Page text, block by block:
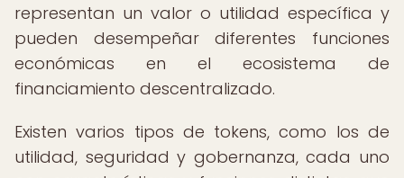
representan un valor o utilidad específica y
pueden desempeñar diferentes funciones
económicas en el ecosistema de
financiamiento descentralizado.
Existen varios tipos de tokens, como los de
utilidad, seguridad y gobernanza, cada uno